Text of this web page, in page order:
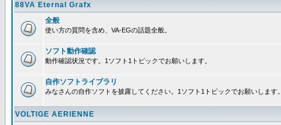
88VA Eternal Grafx
全般
使い方の質問を含め、VA-EGの話題全般。
ソフト動作確認
動作確認状況です。1ソフト1トピックでお願いします。
自作ソフトライブラリ
みなさんの自作ソフトを披露してください。1ソフト1トピックでお願いします。
VOLTIGE AERIENNE